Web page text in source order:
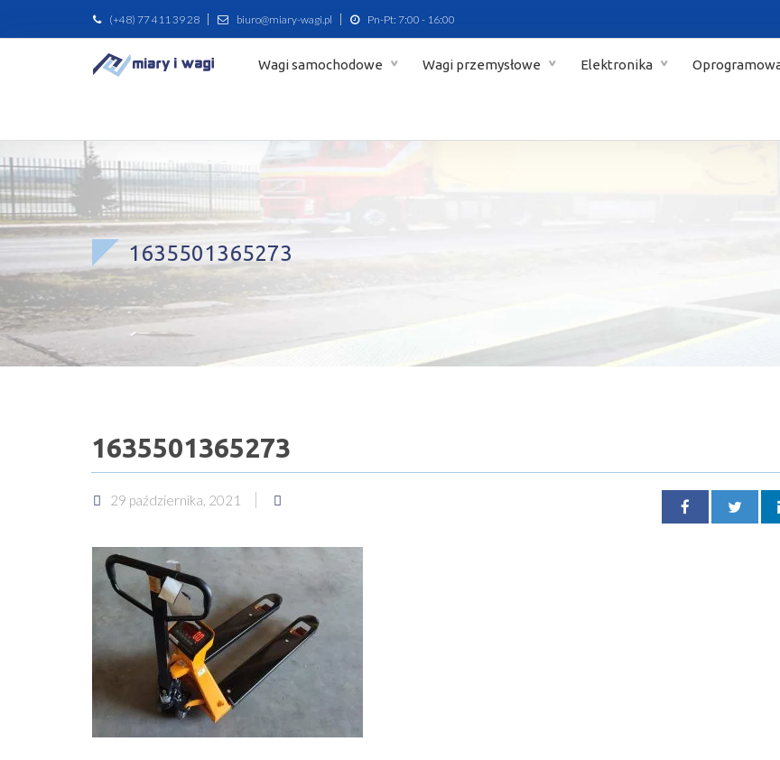
(+48) 77 411 39 28 biuro@miary-wagi.pl Pn-Pt: 7:00 - 16:00
Wagi samochodowe Wagi przemysłowe Elektronika
1635501365273
1635501365273
29 października, 2021